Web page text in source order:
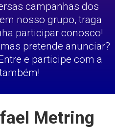
campanhas dos
nosso grupo, traga
participar conosco!
pretende anunciar?
e participe com a
Metring